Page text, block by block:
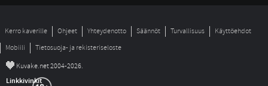
Kerro kaverille Ohjeet Yhteydenotto Säännöt Turvallisuus
Käyttöehdot
Mobiili
Tietosuoja- ja rekisteriseloste
© Kuvake.net 2004-2026.
Linkkivinkit